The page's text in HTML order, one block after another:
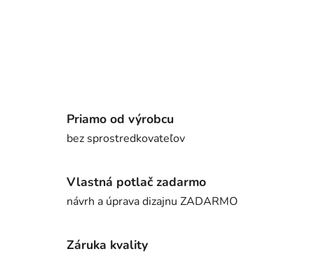
Priamo od výrobcu
bez sprostredkovateľov
Vlastná potlač zadarmo
návrh a úprava dizajnu ZADARMO
Záruka kvality